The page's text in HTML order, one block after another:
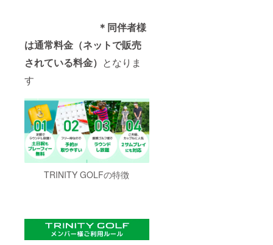
＊同伴者様
は通常料金（ネットで販売
されている料金） となりま
す
TRINITY GOLFの特徴